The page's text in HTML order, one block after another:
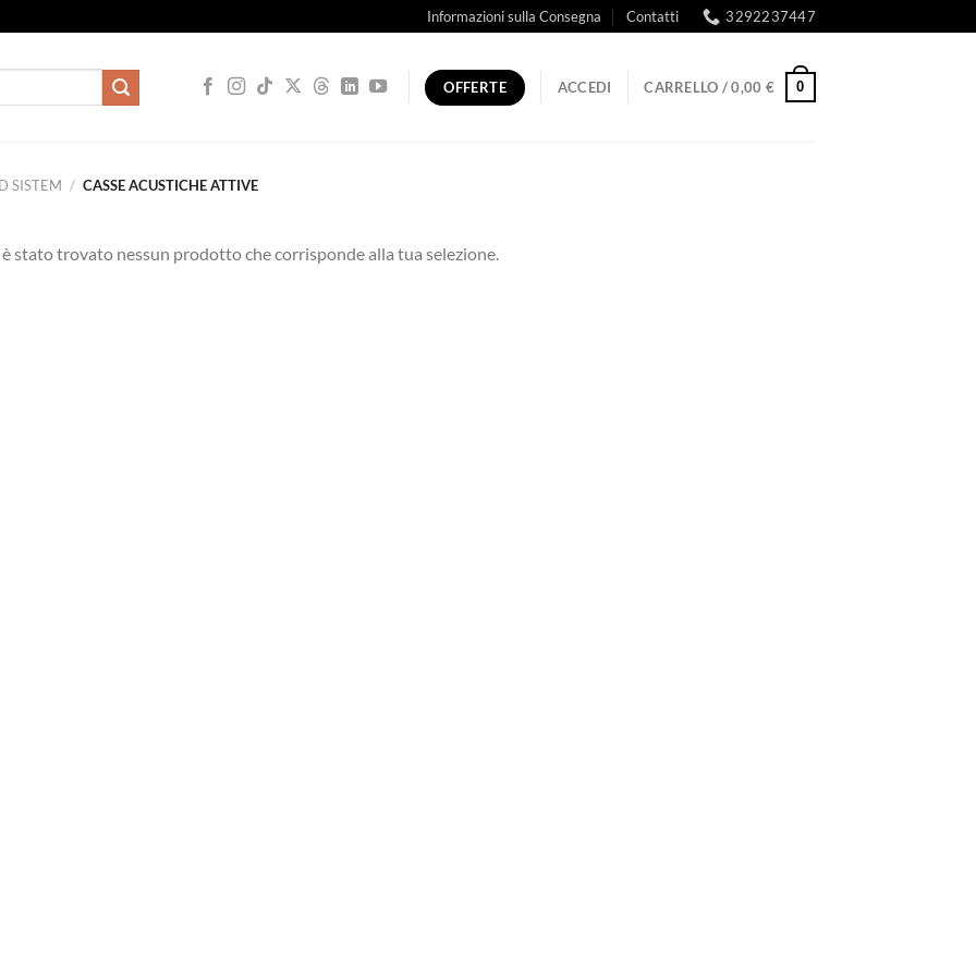
Informazioni sulla Consegna Contatti 3292237447
OFFERTE ACCEDI CARRELLO /0,00 € 0
SISTEM / CASSE ACUSTICHE ATTIVE
stato trovato nessun prodotto che corrisponde alla tua selezione.